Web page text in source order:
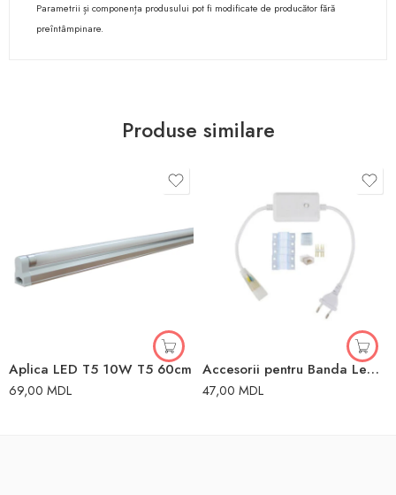
Parametrii și componența produsului pot fi modificate de producător fără
preîntâmpinare.
Produse similare
Aplica LED T5 10W T5 60cm
69,00 MDL
Accesorii pentru Banda Led 220V-240V Horoz
47,00 MDL